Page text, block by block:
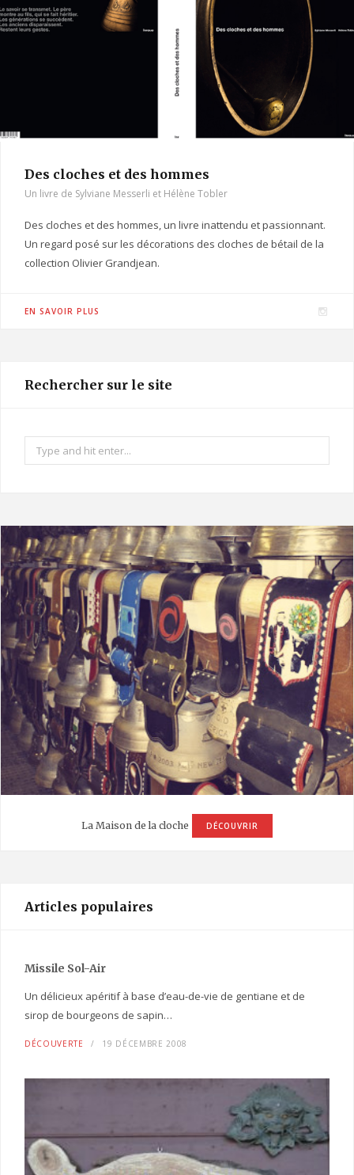
m
Des cloches et des hommes
Un livre de Sylviane Messerli et Hélène Tobler
Des cloches et des hommes, un livre inattendu et passionnant.
Un regard posé sur les décorations des cloches de bétail de la
collection Olivier Grandjean.
EN SAVOIR PLUS
I
r
Rechercher sur le site
Search
for:
La Maison de la cloche DÉCOUVRIR
Articles populaires
Missile Sol-Air
Un délicieux apéritif à base d’eau-de-vie de gentiane et de
sirop de bourgeons de sapin…
DÉCOUVERTE 19 DÉCEMBRE 2008